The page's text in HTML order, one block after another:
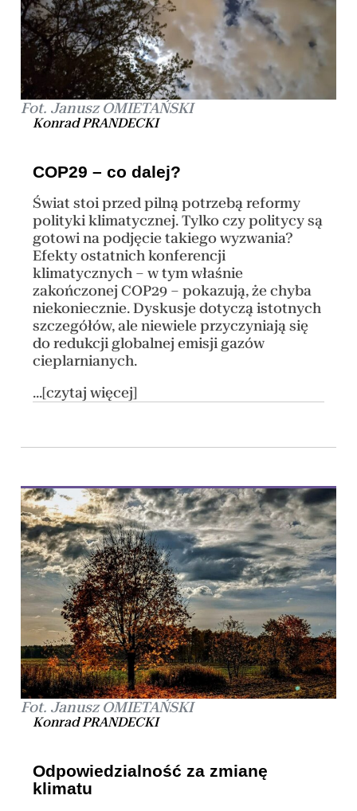
Fot. Janusz OMIETAŃSKI
Konrad PRANDECKI
COP29 – co dalej?
Świat stoi przed pilną potrzebą reformy
polityki klimatycznej. Tylko czy politycy są
gotowi na podjęcie takiego wyzwania?
Efekty ostatnich konferencji
klimatycznych – w tym właśnie
zakończonej COP29 – pokazują, że chyba
niekoniecznie. Dyskusje dotyczą istotnych
szczegółów, ale niewiele przyczyniają się
do redukcji globalnej emisji gazów
cieplarnianych.
...[czytaj więcej]
Fot. Janusz OMIETAŃSKI
Konrad PRANDECKI
Odpowiedzialność za zmianę
klimatu